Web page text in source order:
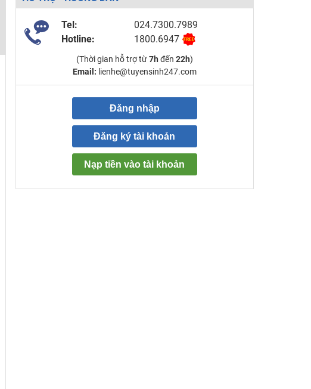
Tel:
024.7300.7989
Hotline:
1800.6947
(Thời gian hỗ trợ từ7h đến 22h)
Email: lienhe@tuyensinh247.com
Đăng nhập
Đăng ký tài khoản
Nạp tiền vào tài khoản